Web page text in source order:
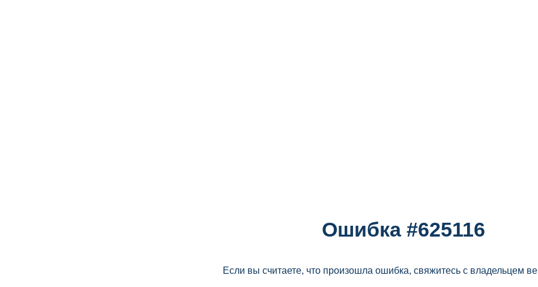
Ошибка #625116
Если вы считаете, что произошла ошибка, свяжитесь с владельцем